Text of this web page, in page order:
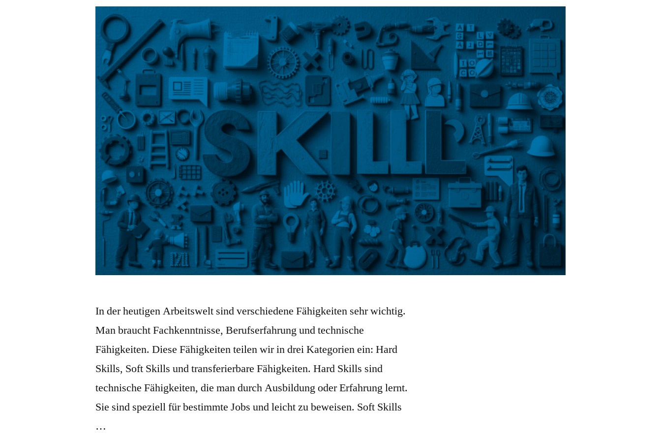
In der heutigen Arbeitswelt sind verschiedene Fähigkeiten sehr wichtig.
Man braucht Fachkenntnisse, Berufserfahrung und technische
Fähigkeiten. Diese Fähigkeiten teilen wir in drei Kategorien ein: Hard
Skills, Soft Skills und transferierbare Fähigkeiten. Hard Skills sind
technische Fähigkeiten, die man durch Ausbildung oder Erfahrung lernt.
Sie sind speziell für bestimmte Jobs und leicht zu beweisen. Soft Skills
…